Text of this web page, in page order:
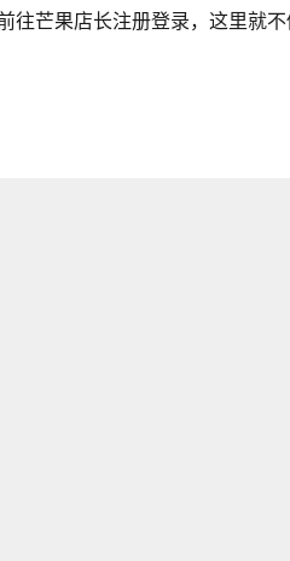
往芒果店长注册登录，这里就